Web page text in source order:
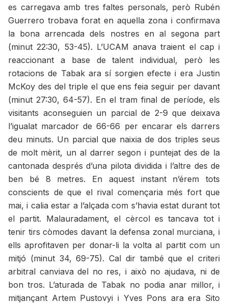
es carregava amb tres faltes personals, però Rubén
Guerrero trobava forat en aquella zona i confirmava
la bona arrencada dels nostres en al segona part
(minut 22:30, 53-45). L’UCAM anava traient el cap i
reaccionant a base de talent individual, però les
rotacions de Tabak ara sí sorgien efecte i era Justin
McKoy des del triple el que ens feia seguir per davant
(minut 27:30, 64-57). En el tram final de període, els
visitants aconseguien un parcial de 2-9 que deixava
l’igualat marcador de 66-66 per encarar els darrers
deu minuts. Un parcial que naixia de dos triples seus
de molt mèrit, un al darrer segon i puntejat des de la
cantonada després d’una pilota dividida i l’altre des de
ben bé 8 metres. En aquest instant n’érem tots
conscients de que el rival començaria més fort que
mai, i calia estar a l’alçada com s’havia estat durant tot
el partit. Malauradament, el cèrcol es tancava tot i
tenir tirs còmodes davant la defensa zonal murciana, i
ells aprofitaven per donar-li la volta al partit com un
mitjó (minut 34, 69-75). Cal dir també que el criteri
arbitral canviava del no res, i això no ajudava, ni de
bon tros. L’aturada de Tabak no podia anar millor, i
mitjançant Artem Pustovyi i Yves Pons ara era Sito